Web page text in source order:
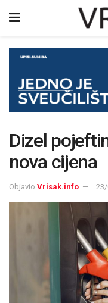
Dizel
nova cijena
Objavio Vrisak.info